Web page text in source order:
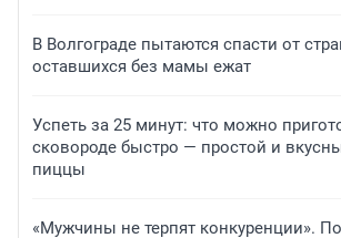
В Волгограде пытаются спасти от
оставшихся без мамы ежат
Успеть за 25 минут: что можно
сковороде быстро — простой и
пиццы
«Мужчины не терпят конкуренции».